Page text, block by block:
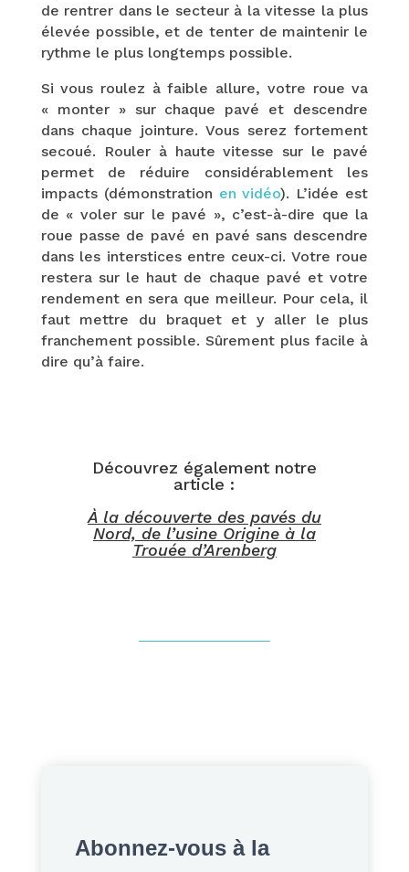
de rentrer dans le secteur à la vitesse la plus
élevée possible, et de tenter de maintenir le
rythme le plus longtemps possible.
Si vous roulez à faible allure, votre roue va
« monter » sur chaque pavé et descendre
dans chaque jointure. Vous serez fortement
secoué. Rouler à haute vitesse sur le pavé
permet de réduire considérablement les
impacts (démonstration en vidéo). L’idée est
de « voler sur le pavé », c’est-à-dire que la
roue passe de pavé en pavé sans descendre
dans les interstices entre ceux-ci. Votre roue
restera sur le haut de chaque pavé et votre
rendement en sera que meilleur. Pour cela, il
faut mettre du braquet et y aller le plus
franchement possible. Sûrement plus facile à
dire qu’à faire.
Découvrez également notre
article :
À la découverte des pavés du
Nord, de l’usine Origine à la
Trouée d’Arenberg
Abonnez-vous à la